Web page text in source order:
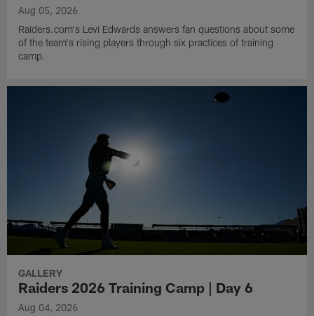
Aug 05, 2026
Raiders.com's Levi Edwards answers fan questions about some
of the team's rising players through six practices of training
camp.
GALLERY
Raiders 2026 Training Camp | Day 6
Aug 04, 2026